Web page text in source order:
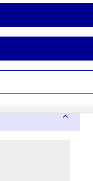
Tout déplier